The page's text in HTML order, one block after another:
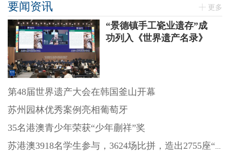
要闻资讯 更多
“景德镇手工瓷业遗存”成
功列入《世界遗产名录》
第48届世界遗产大会在韩国釜山开幕
苏州园林优秀案例亮相葡萄牙
35名港澳青少年荣获“少年蒯祥”奖
苏港澳3918名学生参与，3624场比拼，造出2755座“迷你园林”